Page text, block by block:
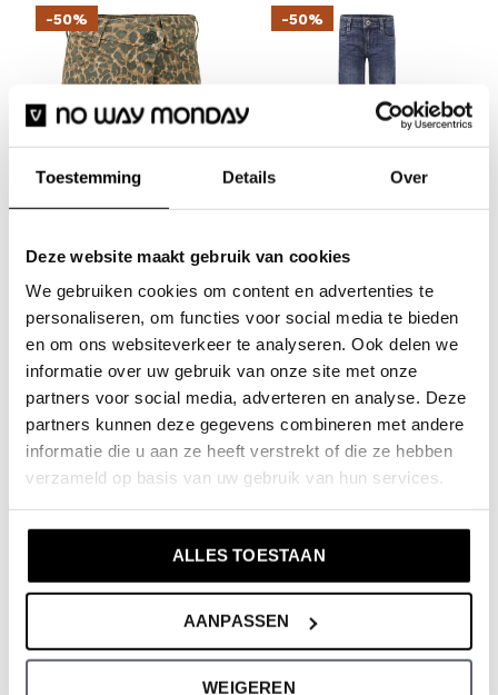
Toestemming Details Over
Deze website maakt gebruik van cookies
We gebruiken cookies om content en advertenties te
personaliseren, om functies voor social media te bieden
en om ons websiteverkeer te analyseren. Ook delen we
informatie over uw gebruik van onze site met onze
partners voor social media, adverteren en analyse. Deze
partners kunnen deze gegevens combineren met andere
informatie die u aan ze heeft verstrekt of die ze hebben
verzameld op basis van uw gebruik van hun services.
ALLES TOESTAAN
AANPASSEN
WEIGEREN
-50%
No Way Monday Mädchen
Leopardenmuster und
Überwurf
€14,99 €29,99
Inkl. MwSt.
-50%
No Way Monday Mädchen-
€17,49 €34,99
Inkl. MwSt.
-50%
No Way Monday
-50%